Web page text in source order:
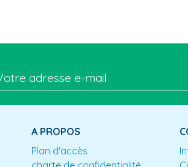
A PROPOS
Plan d'accès